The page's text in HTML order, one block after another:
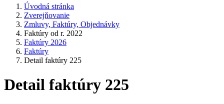
Úvodná stránka
Zverejňovanie
Zmluvy, Faktúry, Objednávky
Faktúry od r. 2022
Faktúry 2026
Faktúry
Detail faktúry 225
Detail faktúry 225